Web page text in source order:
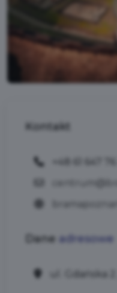
Kontakt
Dane adresowe
ul. Gdańska 2